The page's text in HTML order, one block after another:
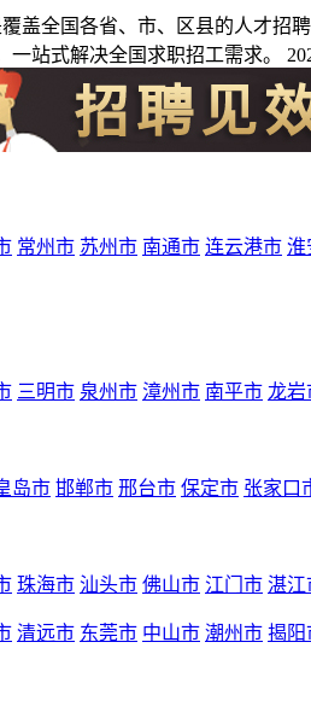
盖全国各省、市、区县的人才
一站式解决全国求职招工需求。
常州市 苏州市 南通市 连云港市 淮
三明市 泉州市 漳州市 南平市 龙岩
岛市 邯郸市 邢台市 保定市 张家口
珠海市 汕头市 佛山市 江门市 湛江
清远市 东莞市 中山市 潮州市 揭阳